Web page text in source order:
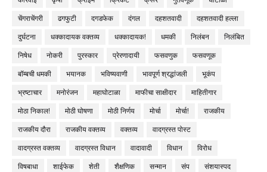
चेंगराचेंगरी
ढगफुटी दगडफेक दंगल दहशतवादी
दहशतवादी हल्ला
दुर्घटना
धक्कादायक वक्तव्य धक्कादायक! धमकी निलंबन
निलंबित
निषेध
नोकरी पुरस्कार प्रेरणादायी फसवणुक
फसवणूक
बॉम्बची धमकी
भयानक भविष्यवाणी भावपूर्ण श्रद्धांजली
भूकंप
भ्रष्टाचार
मनोरंजन महाघोटाळा माफीचा साक्षीदार
माहितीगार
मोठा निकाल!
मोठी घोषणा मोठी निर्णय मोर्चा मोर्चा!
राजकीय
राजकीय दौरा
राजकीय वक्तव्य वक्तव्य
वादग्रस्त पोस्ट
वादग्रस्त वक्तव्य
वादग्रस्त विधान वादावादी विधान
विरोध
विषबाधा
शाईफेक शेती शैक्षणिक सन्मान संप
संशयास्पद